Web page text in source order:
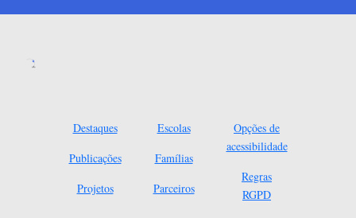
Destaques
Publicações
Projetos
Escolas
Famílias
Parceiros
Opções de
acessibilidade
Regras
RGPD